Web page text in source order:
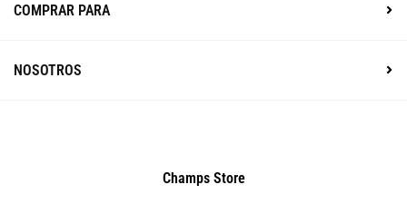
Champs Store
COMPRAR PARA
NOSOTROS